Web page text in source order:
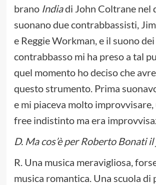
brano Indiadi John Coltrane nel
suonano due contrabbassisti,
e Reggie Workman, e il suono dei
contrabbasso mi ha preso a tal
quel momento ho deciso che
questo strumento. Prima
e mi piaceva molto improvvisare,
free indistinto ma era
D. Ma cos’è per Roberto Bonati il
R. Una musica meravigliosa,
musica romantica. Una scuola di